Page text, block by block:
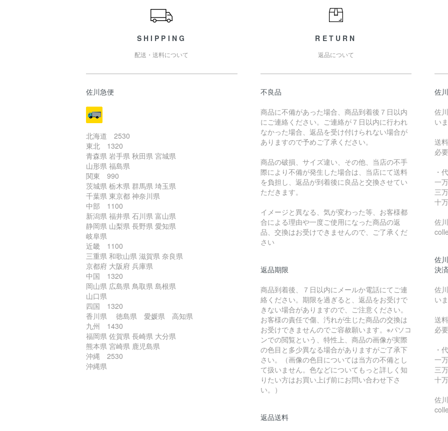
SHIPPING
配送・送料について
佐川急便
北海道 2530
東北 1320
青森県 岩手県 秋田県 宮城県
山形県 福島県
関東 990
茨城県 栃木県 群馬県 埼玉県
千葉県 東京都 神奈川県
中部 1100
新潟県 福井県 石川県 富山県
静岡県 山梨県 長野県 愛知県
岐阜県
近畿 1100
三重県 和歌山県 滋賀県 奈良県
京都府 大阪府 兵庫県
中国 1320
岡山県 広島県 鳥取県 島根県
山口県
四国 1320
香川県 徳島県 愛媛県 高知県
九州 1430
福岡県 佐賀県 長崎県 大分県
熊本県 宮崎県 鹿児島県
沖縄 2530
沖縄県
RETURN
返品について
不良品
商品に不備があった場合、商品到着後７日以内
にご連絡ください。ご連絡が７日以内に行われ
なかった場合、返品を受け付けられない場合が
ありますので予めご了承ください。
商品の破損、サイズ違い、その他、当店の不手
際により不備が発生した場合は、当店にて送料
を負担し、返品が到着後に良品と交換させてい
ただきます。
イメージと異なる、気が変わった等、お客様都
合による理由や一度ご使用になった商品の返
品、交換はお受けできませんので、ご了承くだ
さい
返品期限
商品到着後、７日以内にメールか電話にてご連
絡ください。期限を過ぎると、返品をお受けで
きない場合がありますので、ご注意ください。
お客様の責任で傷、汚れが生じた商品の交換は
お受けできませんのでご容赦願います。※パソコ
ンでの閲覧という、特性上、商品の画像が実際
の色目と多少異なる場合がありますがご了承下
さい。（画像の色目については当方の不備とし
て扱いません。色などについてもっと詳しく知
りたい方はお買い上げ前にお問い合わせ下さ
い。）
返品送料
佐
佐
い
送
必
・
一
三
十
佐
佐
決済
佐
い
送
必
・
一
三
十
佐